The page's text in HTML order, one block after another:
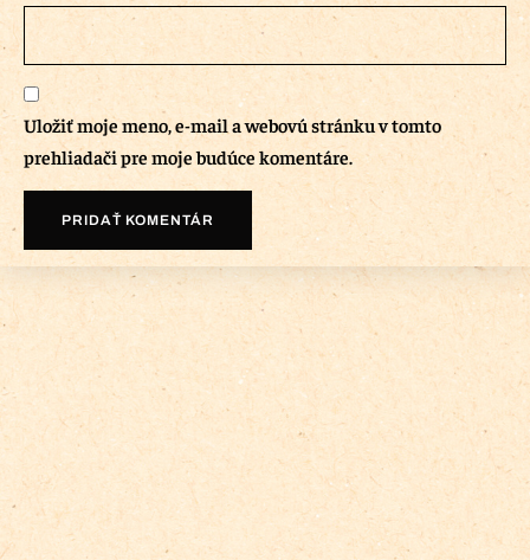
Uložiť moje meno, e-mail a webovú stránku v tomto
prehliadači pre moje budúce komentáre.